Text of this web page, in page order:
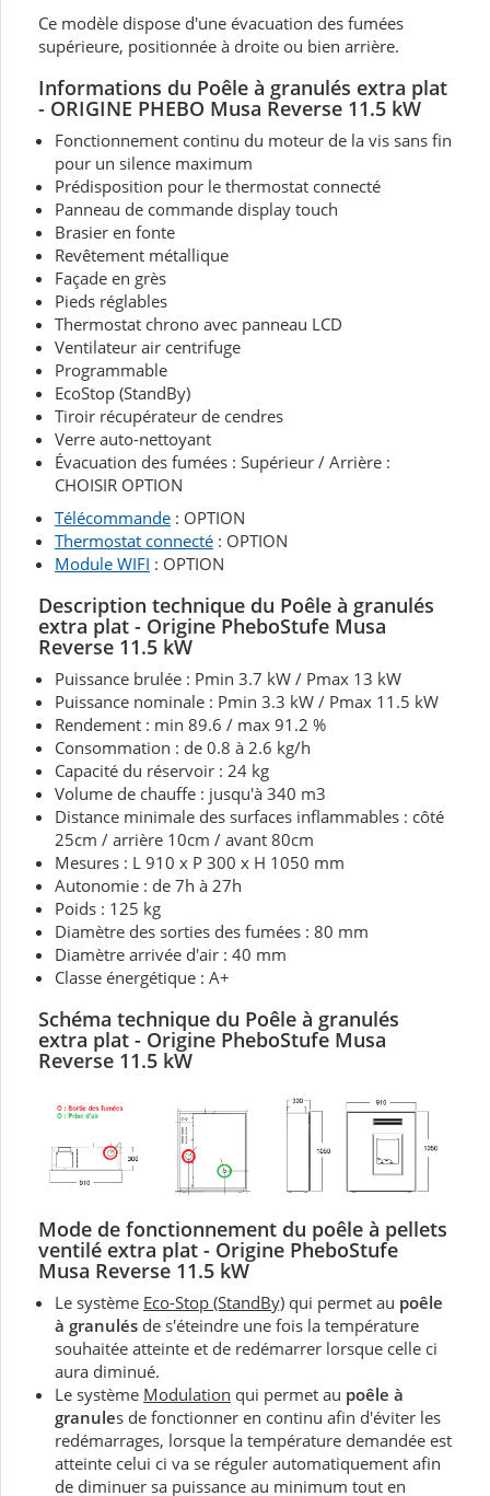
Ce modèle dispose d'une évacuation des fumées
supérieure, positionnée à droite ou bien arrière.
Informations du Poêle à granulés extra plat
- ORIGINE PHEBO Musa Reverse 11.5 kW
Fonctionnement continu du moteur de la vis sans fin
pour un silence maximum
Prédisposition pour le thermostat connecté
Panneau de commande display touch
Brasier en fonte
Revêtement métallique
Façade en grès
Pieds réglables
Thermostat chrono avec panneau LCD
Ventilateur air centrifuge
Programmable
EcoStop (StandBy)
Tiroir récupérateur de cendres
Verre auto-nettoyant
Évacuation des fumées : Supérieur / Arrière :
CHOISIR OPTION
Télécommande : OPTION
Thermostat connecté : OPTION
Module WIFI : OPTION
Description technique du Poêle à granulés
extra plat - Origine PheboStufe Musa
Reverse 11.5 kW
Puissance brulée : Pmin 3.7 kW / Pmax 13 kW
Puissance nominale : Pmin 3.3 kW / Pmax 11.5 kW
Rendement : min 89.6 / max 91.2 %
Consommation : de 0.8 à 2.6 kg/h
Capacité du réservoir : 24 kg
Volume de chauffe : jusqu'à 340 m3
Distance minimale des surfaces inflammables : côté
25cm / arrière 10cm / avant 80cm
Mesures : L 910 x P 300 x H 1050 mm
Autonomie : de 7h à 27h
Poids : 125 kg
Diamètre des sorties des fumées : 80 mm
Diamètre arrivée d'air : 40 mm
Classe énergétique : A+
Schéma technique du Poêle à granulés
extra plat - Origine PheboStufe Musa
Reverse 11.5 kW
Mode de fonctionnement du poêle à pellets
ventilé extra plat - Origine PheboStufe
Musa Reverse 11.5 kW
Le système Eco-Stop (StandBy) qui permet au poêle
à granulés de s'éteindre une fois la température
souhaitée atteinte et de redémarrer lorsque celle ci
aura diminué.
Le système Modulation qui permet au poêle à
granules de fonctionner en continu afin d'éviter les
redémarrages, lorsque la température demandée est
atteinte celui ci va se réguler automatiquement afin
de diminuer sa puissance au minimum tout en